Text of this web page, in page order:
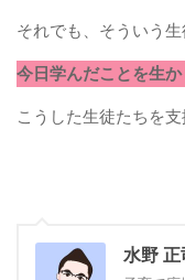
それでも、そういう生
今日学んだことを生
こうした生徒たちを
水野 正